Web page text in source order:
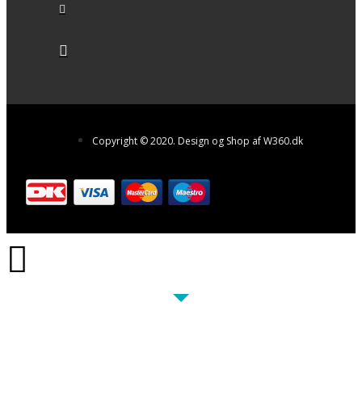
Copyright © 2020. Design og Shop af W360.dk